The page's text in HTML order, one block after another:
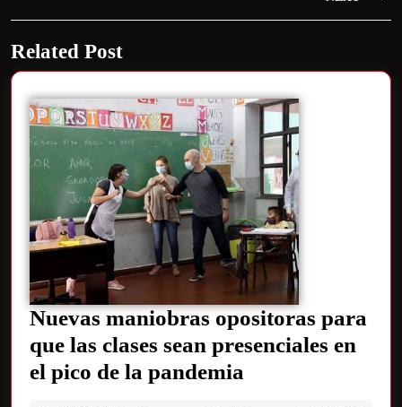
Related Post
Nuevas maniobras opositoras para
que las clases sean presenciales en
el pico de la pandemia